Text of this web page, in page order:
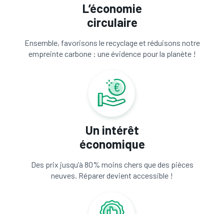
L’économie
circulaire
Ensemble, favorisons le recyclage et réduisons notre
empreinte carbone : une évidence pour la planète !
Un intérêt
économique
Des prix jusqu’à 80% moins chers que des pièces
neuves. Réparer devient accessible !